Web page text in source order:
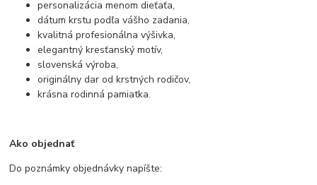
personalizácia menom dieťaťa,
dátum krstu podľa vášho zadania,
kvalitná profesionálna výšivka,
elegantný kresťanský motív,
slovenská výroba,
originálny dar od krstných rodičov,
krásna rodinná pamiatka.
Ako objednať
Do poznámky objednávky napíšte: